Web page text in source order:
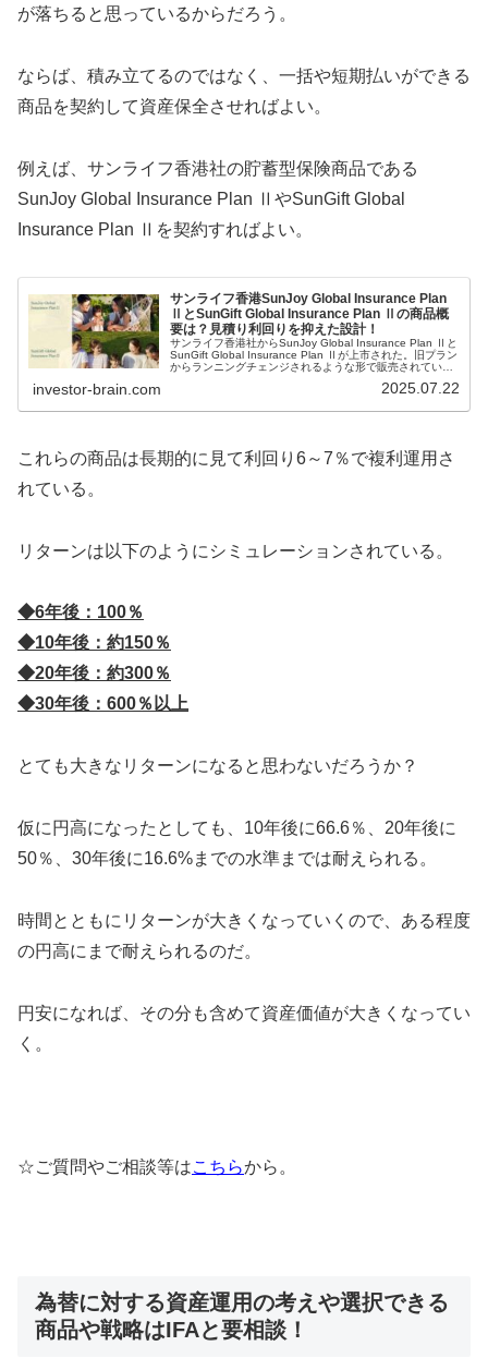
が落ちると思っているからだろう。
ならば、積み立てるのではなく、一括や短期払いができる
商品を契約して資産保全させればよい。
例えば、サンライフ香港社の貯蓄型保険商品である
SunJoy Global Insurance Plan ⅡやSunGift Global
Insurance Plan Ⅱを契約すればよい。
サンライフ香港SunJoy Global Insurance Plan
ⅡとSunGift Global Insurance Plan Ⅱの商品概
要は？見積り利回りを抑えた設計！
サンライフ香港社からSunJoy Global Insurance Plan Ⅱと
SunGift Global Insurance Plan Ⅱが上市された。旧プラン
からランニングチェンジされるような形で販売されている
investor-brain.com 2025.07.22
これらの商品は長期的に見て利回り6～7％で複利運用さ
れている。
リターンは以下のようにシミュレーションされている。
◆6年後：100％
◆10年後：約150％
◆20年後：約300％
◆30年後：600％以上
とても大きなリターンになると思わないだろうか？
仮に円高になったとしても、10年後に66.6％、20年後に
50％、30年後に16.6%までの水準までは耐えられる。
時間とともにリターンが大きくなっていくので、ある程度
の円高にまで耐えられるのだ。
円安になれば、その分も含めて資産価値が大きくなってい
く。
☆ご質問やご相談等はこちらから。
為替に対する資産運用の考えや選択できる
商品や戦略はIFAと要相談！